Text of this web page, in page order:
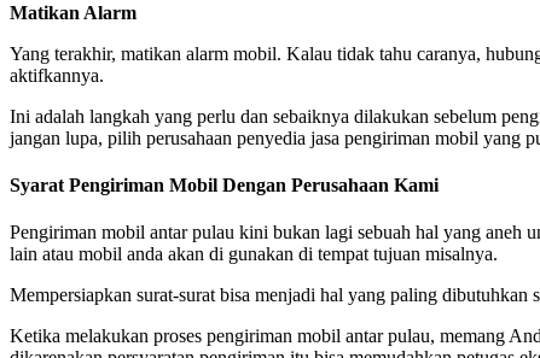
Matikan Alarm
Yang terakhir, matikan alarm mobil. Kalau tidak tahu caranya,
aktifkannya.
Ini adalah langkah yang perlu dan sebaiknya dilakukan sebelum
jangan lupa, pilih perusahaan penyedia jasa pengiriman mobil yang
Syarat Pengiriman Mobil Dengan Perusahaan Kami
Pengiriman mobil antar pulau kini bukan lagi sebuah hal yang aneh
lain atau mobil anda akan di gunakan di tempat tujuan misalnya.
Mempersiapkan surat-surat bisa menjadi hal yang paling
Ketika melakukan proses pengiriman mobil antar pulau, memang